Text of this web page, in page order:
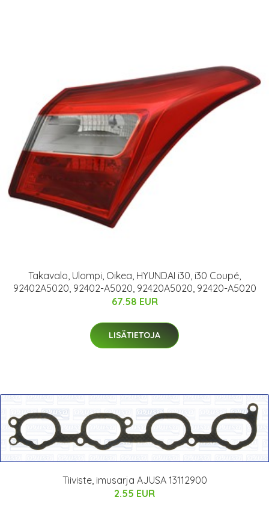
Takavalo, Ulompi, Oikea, HYUNDAI i30, i30 Coupé,
92402A5020, 92402-A5020, 92420A5020, 92420-A5020
67.58 EUR
LISÄTIETOJA
Tiiviste, imusarja AJUSA 13112900
2.55 EUR